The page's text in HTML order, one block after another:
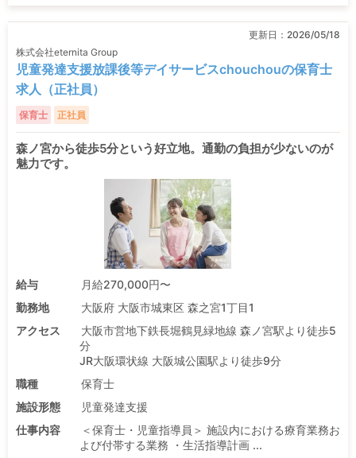
更新日： 2026/05/18
株式会社eternita Group
児童発達支援放課後等デイサービスchouchouの保育士
求人（正社員）
保育士 正社員
森ノ宮から徒歩5分という好立地。通勤の負担が少ないのが
魅力です。
給与
月給270,000円〜
勤務地
大阪府 大阪市城東区 森之宮1丁目1
アクセス
大阪市営地下鉄長堀鶴見緑地線 森ノ宮駅より徒歩5
分
JR大阪環状線 大阪城公園駅より徒歩9分
職種
保育士
施設形態
児童発達支援
仕事内容
＜保育士・児童指導員＞ 施設内における療育業務お
よび付帯する業務 ・生活指導計画 ...